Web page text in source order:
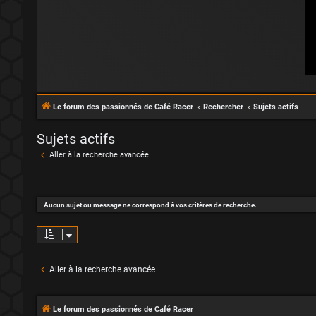
Le forum des passionnés de Café Racer Rechercher Sujets actifs
Sujets actifs
Aller à la recherche avancée
Aucun sujet ou message ne correspond à vos critères de recherche.
Aller à la recherche avancée
Le forum des passionnés de Café Racer